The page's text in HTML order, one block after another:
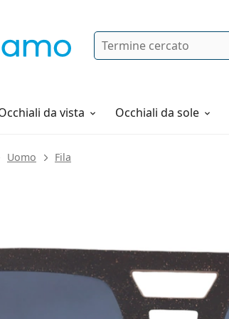
Ricerca
da vista Occhiali da sole
Uomo Fila